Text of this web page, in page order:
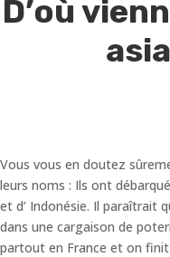
D’où
Vous vous en doutez
leurs noms : Ils ont
et d’ Indonésie. Il paraîtrait
dans une cargaison de
partout en France et on